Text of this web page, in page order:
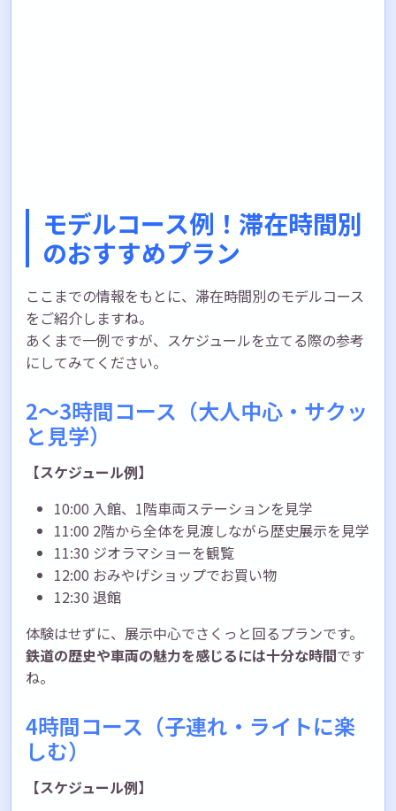
モデルコース例！滞在時間別
のおすすめプラン
ここまでの情報をもとに、滞在時間別のモデルコース
をご紹介しますね。
あくまで一例ですが、スケジュールを立てる際の参考
にしてみてください。
2〜3時間コース（大人中心・サクッ
と見学）
【スケジュール例】
10:00 入館、1階車両ステーションを見学
11:00 2階から全体を見渡しながら歴史展示を見学
11:30 ジオラマショーを観覧
12:00 おみやげショップでお買い物
12:30 退館
体験はせずに、展示中心でさくっと回るプランです。
鉄道の歴史や車両の魅力を感じるには十分な時間です
ね。
4時間コース（子連れ・ライトに楽
しむ）
【スケジュール例】